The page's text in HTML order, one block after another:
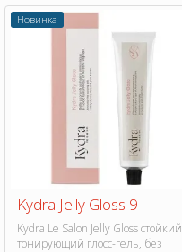
Новинка
Kydra Jelly Gloss 9
Kydra Le Salon Jelly Gloss стойкий
тонирующий глосс-гель, без